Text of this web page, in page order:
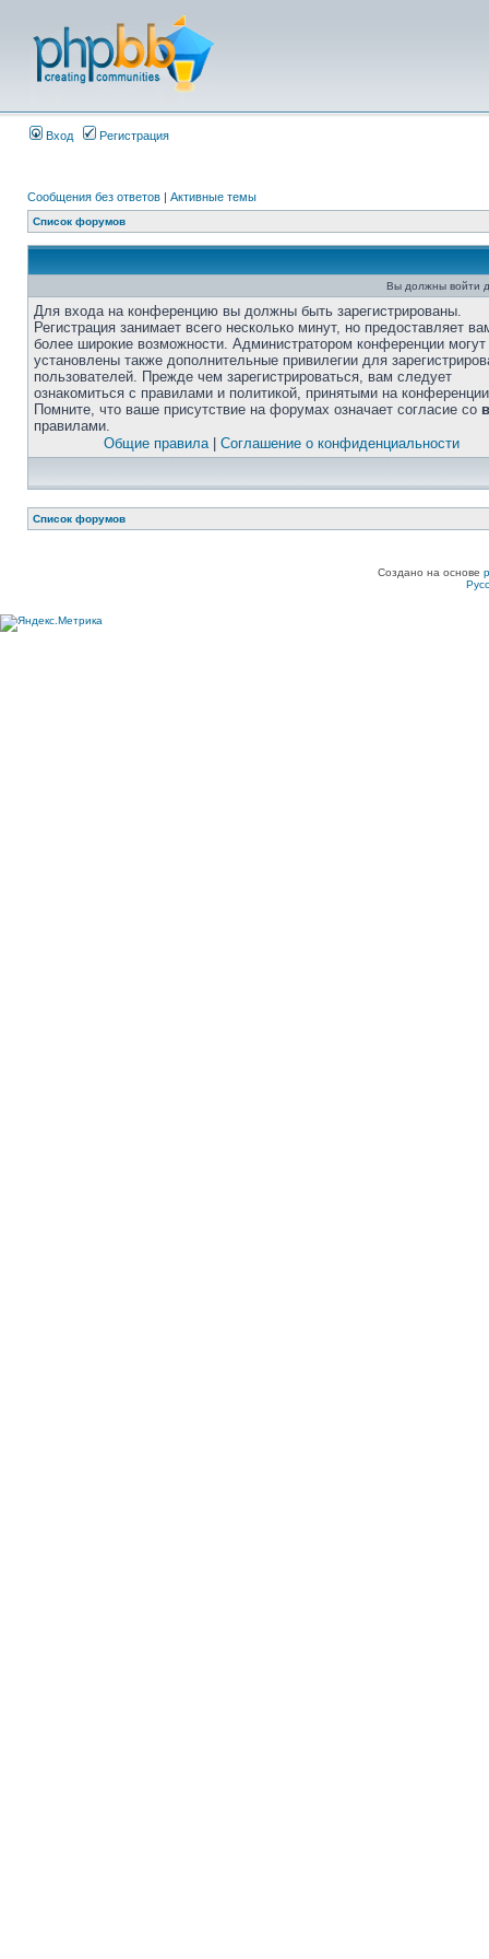
Вход Регистрация
Сообщения без ответов | Активные темы
Список форумов
Вы должны войти
Для входа на конференцию вы должны быть зарегистрированы.
Регистрация занимает всего несколько минут, но предоставляет
более широкие возможности. Администратором конференции
установлены также дополнительные привилегии для
пользователей. Прежде чем зарегистрироваться, вам следует
ознакомиться с правилами и политикой, принятыми на
Помните, что ваше присутствие на форумах означает согласие со
правилами.
Общие правила| Соглашение о конфиденциальности
Список форумов
Создано на основе